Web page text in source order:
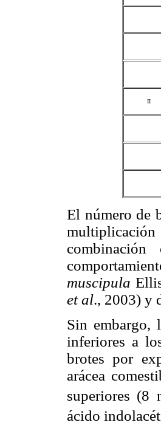
II
El número de
muscipula
et al., 2003) y
Sin embargo,
inferiores a
brotes por
arácea
superiores (8
ácido